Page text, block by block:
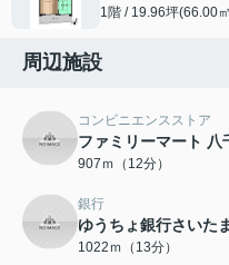
1階 / 19.96坪(66.00
周辺施設
コンビニエンスストア
ファミリーマート 八
907ｍ（12分）
銀行
ゆうちょ銀行さいた
1022ｍ（13分）